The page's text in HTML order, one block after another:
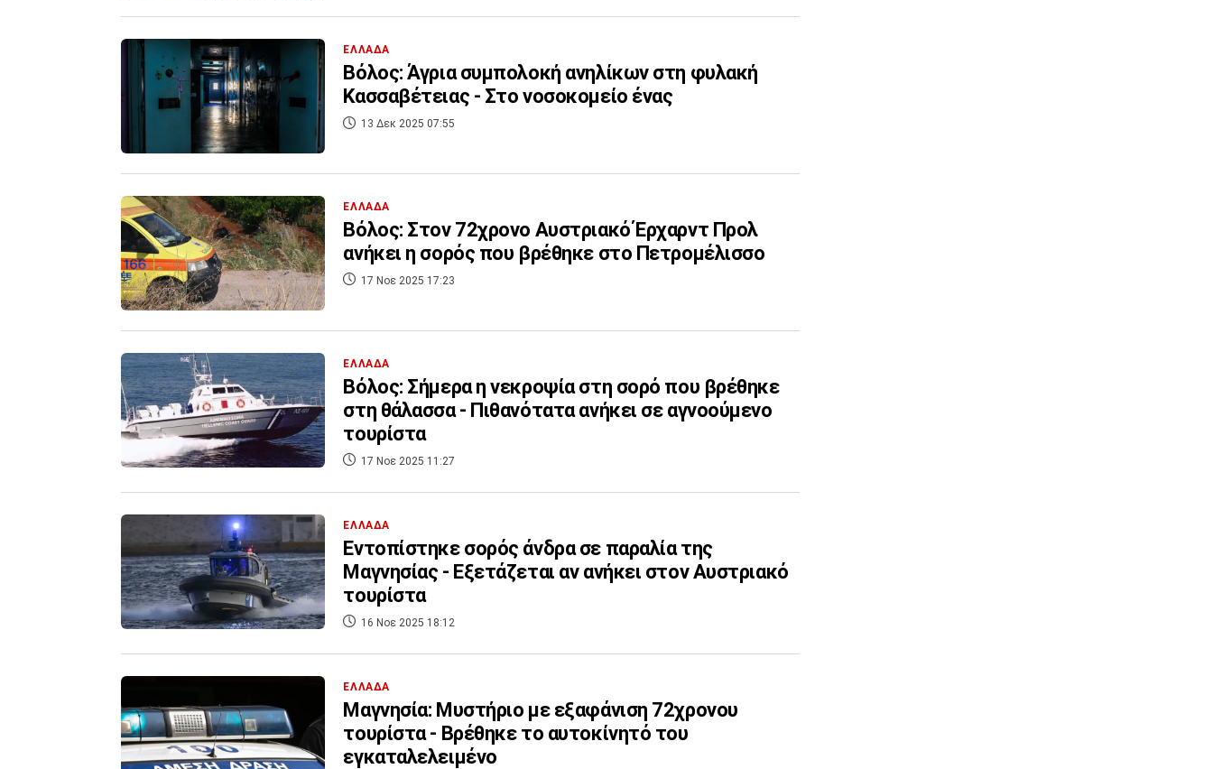
ΕΛΛΑΔΑ
Βόλος: Άγρια συμπολοκή ανηλίκων στη φυλακή
Κασσαβέτειας - Στο νοσοκομείο ένας
13 Δεκ 2025 07:55
ΕΛΛΑΔΑ
Βόλος: Στον 72χρονο Αυστριακό Έρχαρντ Προλ
ανήκει η σορός που βρέθηκε στο Πετρομέλισσο
17 Νοε 2025 17:23
ΕΛΛΑΔΑ
Βόλος: Σήμερα η νεκροψία στη σορό που βρέθηκε
στη θάλασσα - Πιθανότατα ανήκει σε αγνοούμενο
τουρίστα
17 Νοε 2025 11:27
ΕΛΛΑΔΑ
Εντοπίστηκε σορός άνδρα σε παραλία της
Μαγνησίας - Εξετάζεται αν ανήκει στον Αυστριακό
τουρίστα
16 Νοε 2025 18:12
ΕΛΛΑΔΑ
Μαγνησία: Μυστήριο με εξαφάνιση 72χρονου
τουρίστα - Βρέθηκε το αυτοκίνητό του
εγκαταλελειμένο